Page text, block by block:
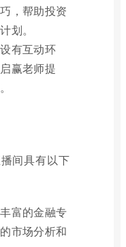
，帮助投资
划。
有互动环
赢老师提
间具有以下
富的金融专
市场分析和